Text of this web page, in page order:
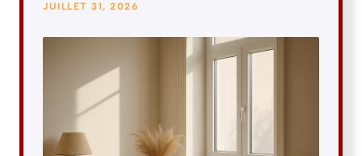
JUILLET 31, 2026